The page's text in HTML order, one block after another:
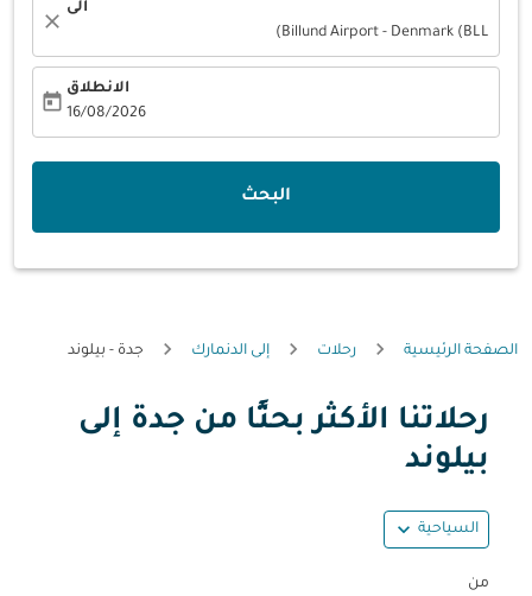
الى
Billund Airport - Denmark (BLL)
close
الانطلاق
16/08/2026
today
البحث
الصفحة الرئيسية رحلات إلى الدنمارك جدة - بيلوند
رحلاتنا الأكثر بحثًا من جدة إلى
بيلوند
السياحية expand_more
من
حاول تحديث الرحلة (مغادرة و/أو وجهة) أو التفاعل مع